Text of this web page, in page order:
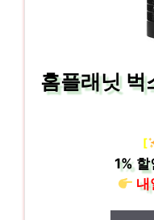
홈플래닛 벅
[
1%할
내